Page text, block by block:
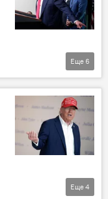
США
Еще 6
Еще 4